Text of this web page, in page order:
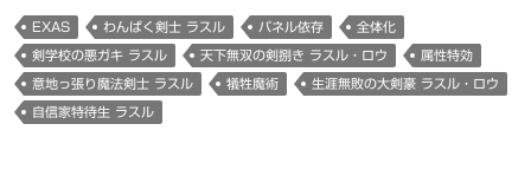
EXAS わんぱく剣士 ラスル パネル依存 全体化
剣学校の悪ガキ ラスル 天下無双の剣捌き ラスル・ロウ 属性特効
意地っ張り魔法剣士 ラスル 犠牲魔術 生涯無敗の大剣豪 ラスル・ロウ
自信家特待生 ラスル